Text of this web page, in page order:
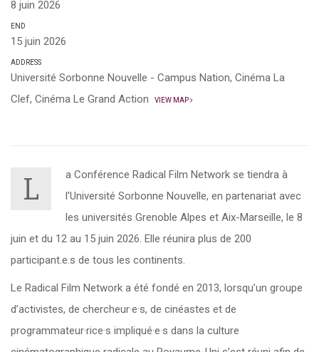
8 juin 2026
END
15 juin 2026
ADDRESS
Université Sorbonne Nouvelle - Campus Nation, Cinéma La
Clef, Cinéma Le Grand Action
VIEW MAP
L
a Conférence Radical Film Network se tiendra à
l’Université Sorbonne Nouvelle, en partenariat avec
les universités Grenoble Alpes et Aix-Marseille, le 8
juin et du 12 au 15 juin 2026. Elle réunira plus de 200
participant.e.s de tous les continents.
Le Radical Film Network a été fondé en 2013, lorsqu’un groupe
d’activistes, de chercheur·e·s, de cinéastes et de
programmateur·rice·s impliqué·e·s dans la culture